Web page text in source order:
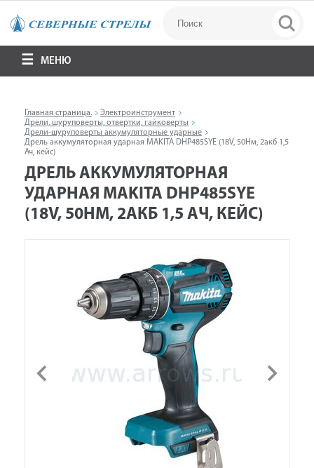
МЕНЮ
Главная страница.
Электроинструмент
Дрели, шуруповерты, отвертки, гайковерты
Дрели-шуруповерты аккумуляторные ударные
Дрель аккумуляторная ударная MAKITA DHP485SYE (18V, 50Нм, 2акб 1,5
Ач, кейс)
ДРЕЛЬ АККУМУЛЯТОРНАЯ
УДАРНАЯ MAKITA DHP485SYE
(18V, 50НМ, 2АКБ 1,5 АЧ, КЕЙС)